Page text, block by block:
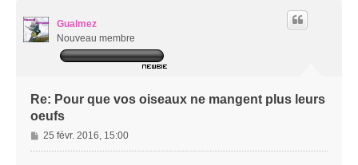
Gualmez
Nouveau membre
Re: Pour que vos oiseaux ne mangent plus leurs
oeufs
M
e
25 févr. 2016, 15:00